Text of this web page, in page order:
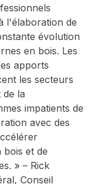
l'élaboration de
évolution
en bois. Les
apports
les secteurs
la
impatients de
avec des
et de
» – Rick
Conseil